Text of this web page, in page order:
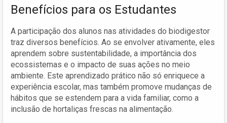
Benefícios para os Estudantes
A participação dos alunos nas atividades do biodigestor
traz diversos benefícios. Ao se envolver ativamente, eles
aprendem sobre sustentabilidade, a importância dos
ecossistemas e o impacto de suas ações no meio
ambiente. Este aprendizado prático não só enriquece a
experiência escolar, mas também promove mudanças de
hábitos que se estendem para a vida familiar, como a
inclusão de hortaliças frescas na alimentação.